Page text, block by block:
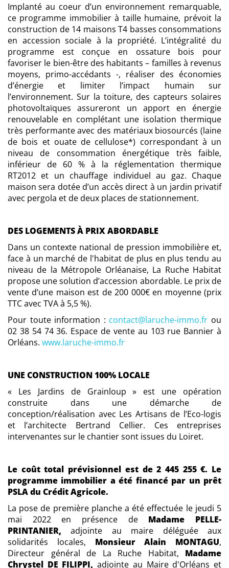
Implanté au coeur d’un environnement remarquable,
ce programme immobilier à taille humaine, prévoit la
construction de 14 maisons T4 basses consommations
en accession sociale à la propriété. L’intégralité du
programme est conçue en ossature bois pour
favoriser le bien-être des habitants – familles à revenus
moyens, primo-accédants -, réaliser des économies
d’énergie et limiter l’impact humain sur
l’environnement. Sur la toiture, des capteurs solaires
photovoltaïques assureront un apport en énergie
renouvelable en complétant une isolation thermique
très performante avec des matériaux biosourcés (laine
de bois et ouate de cellulose*) correspondant à un
niveau de consommation énergétique très faible,
inférieur de 60 % à la réglementation thermique
RT2012 et un chauffage individuel au gaz. Chaque
maison sera dotée d’un accès direct à un jardin privatif
avec pergola et de deux places de stationnement.
DES LOGEMENTS À PRIX ABORDABLE
Dans un contexte national de pression immobilière et,
face à un marché de l'habitat de plus en plus tendu au
niveau de la Métropole Orléanaise, La Ruche Habitat
propose une solution d’accession abordable. Le prix de
vente d’une maison est de 200 000€ en moyenne (prix
TTC avec TVA à 5,5 %).
Pour toute information : contact@laruche-immo.fr ou
02 38 54 74 36. Espace de vente au 103 rue Bannier à
Orléans. www.laruche-immo.fr
UNE CONSTRUCTION 100% LOCALE
« Les Jardins de Grainloup » est une opération
construite dans une démarche de
conception/réalisation avec Les Artisans de l’Eco-logis
et l’architecte Bertrand Cellier. Ces entreprises
intervenantes sur le chantier sont issues du Loiret.
Le coût total prévisionnel est de 2 445 255 €. Le
programme immobilier a été financé par un prêt
PSLA du Crédit Agricole.
La pose de première planche a été effectuée le jeudi 5
mai 2022 en présence de Madame PELLE-
PRINTANIER, adjointe au maire déléguée aux
solidarités locales, Monsieur Alain MONTAGU,
Directeur général de La Ruche Habitat, Madame
Chrystel DE FILIPPI,adjointe au Maire d'Orléans et